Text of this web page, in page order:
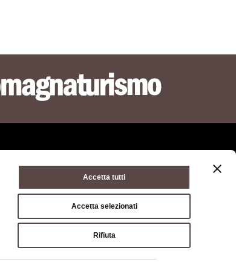
Accetta tutti
Accetta selezionati
Rifiuta
Terms of purchase
Via Zamboni, 13 40126 Bologna - VAT/Tax code
8111- Certified mail: